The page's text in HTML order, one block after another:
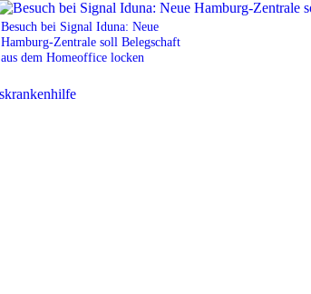
Besuch bei Signal Iduna: Neue
Hamburg-Zentrale soll Belegschaft
aus dem Homeoffice locken